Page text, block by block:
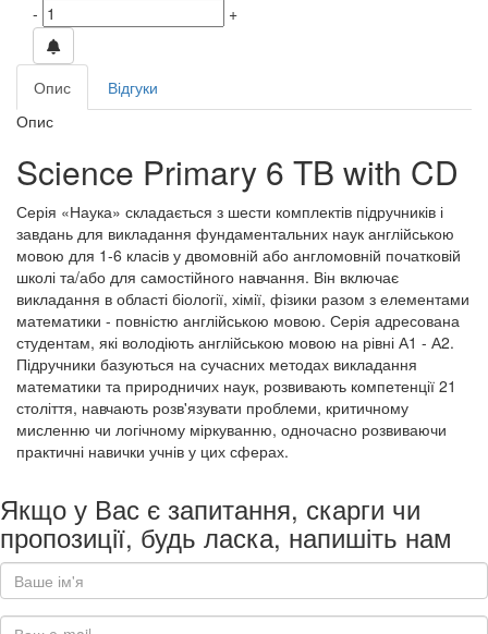
-
+
Опис
Відгуки
Опис
Science Primary 6 TB with CD
Серія «Наука» складається з шести комплектів підручників і
завдань для викладання фундаментальних наук англійською
мовою для 1-6 класів у двомовній або англомовній початковій
школі та/або для самостійного навчання. Він включає
викладання в області біології, хімії, фізики разом з елементами
математики - повністю англійською мовою. Серія адресована
студентам, які володіють англійською мовою на рівні А1 - А2.
Підручники базуються на сучасних методах викладання
математики та природничих наук, розвивають компетенції 21
століття, навчають розв'язувати проблеми, критичному
мисленню чи логічному міркуванню, одночасно розвиваючи
практичні навички учнів у цих сферах.
Якщо у Вас є запитання, скарги чи
пропозиції, будь ласка, напишіть нам